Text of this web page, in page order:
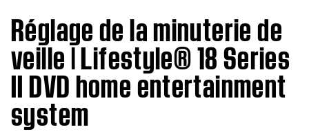
Réglage de la minuterie de
veille | Lifestyle® 18 Series
II DVD home entertainment
system